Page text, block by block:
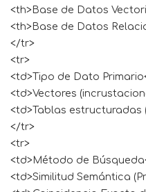
<th>Base de Datos
<th>Base de Datos
</tr>
<tr>
<td>Tipo de Dato
<td>Vectores
<td>Tablas estructuradas
</tr>
<tr>
<td>Método de
<td>Similitud Semántica